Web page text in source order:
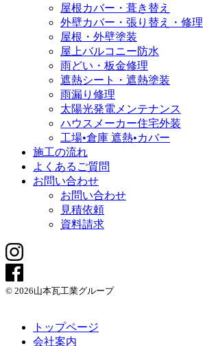
屋根カバー・葺き替え
外壁カバー・張り替え・修理
屋根・外壁塗装
屋上バルコニー防水
雨どい・板金修理
遮熱シート・遮熱塗装
雨漏り修理
太陽光発電メンテナンス
ハウスメーカー住宅外装
工場•倉庫 遮熱•カバー
施工の流れ
よくあるご質問
お問い合わせ
お問い合わせ
見積依頼
資料請求
© 2026山本瓦工業グループ
トップページ
会社案内